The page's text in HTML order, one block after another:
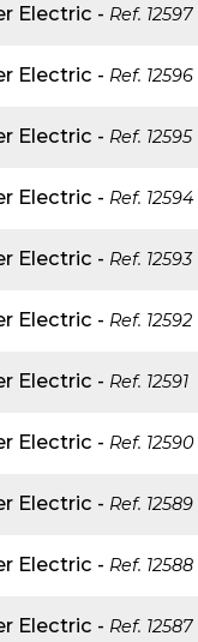
Electric - Ref. 12597
Electric - Ref. 12596
Electric - Ref. 12595
Electric - Ref. 12594
Electric - Ref. 12593
Electric - Ref. 12592
Electric - Ref. 12591
Electric - Ref. 12590
Electric - Ref. 12589
Electric - Ref. 12588
Electric - Ref. 12587